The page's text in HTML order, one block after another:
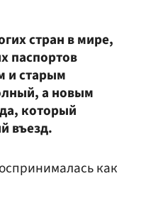
стран в мире,
паспортов
и старым
а новым
который
въезд.
как